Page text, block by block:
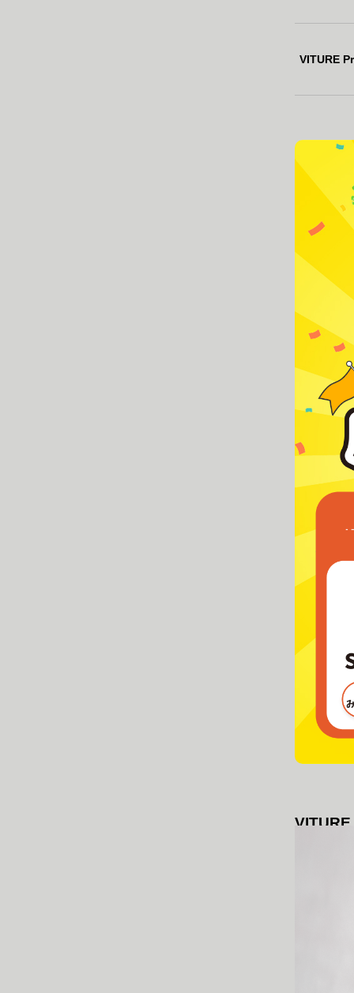
VITURE